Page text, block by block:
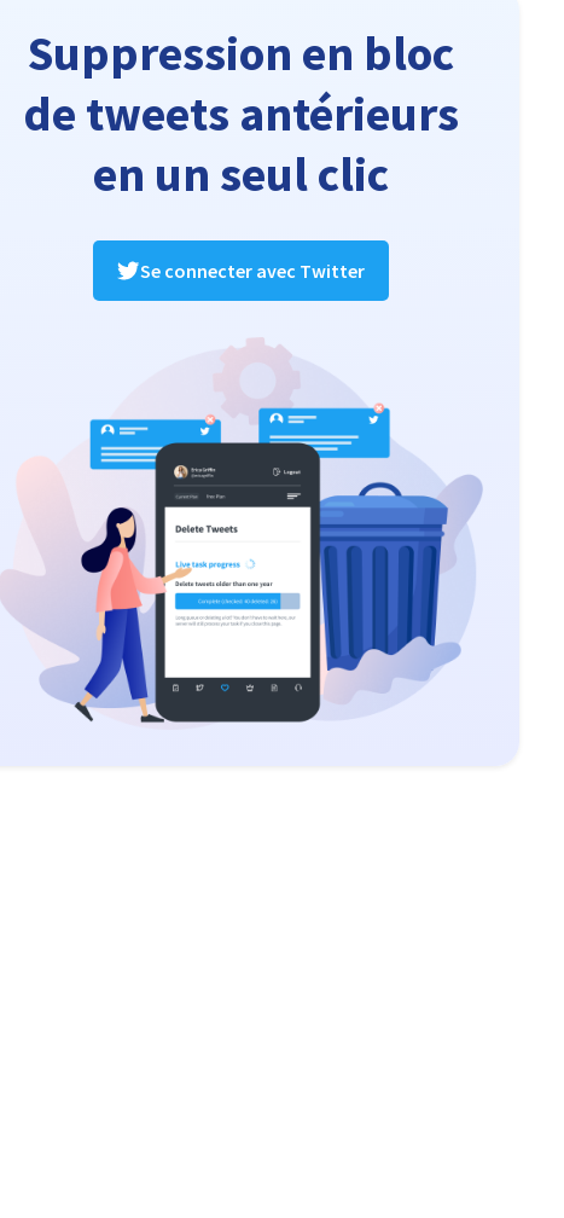
Suppression en bloc
de tweets antérieurs
en un seul clic
Se connecter avec Twitter